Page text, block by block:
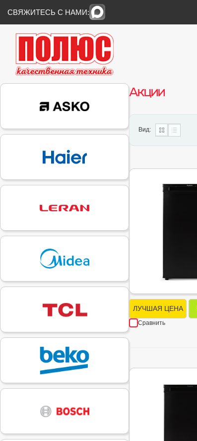
СВЯЖИТЕСЬ С НАМИ:
Акции
Вид:
ЛУЧШАЯ ЦЕНА
Сравнить